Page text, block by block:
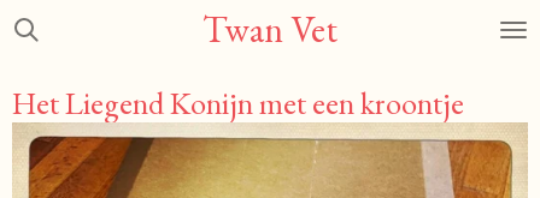
Ga
de
hoofdinhoud
Twan Vet
Het Liegend Konijn met een kroontje